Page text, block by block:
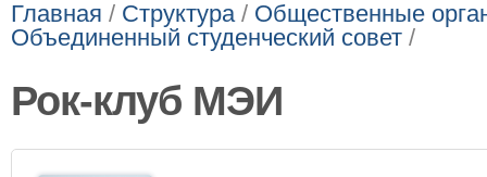
Главная / Структура/ Общественные
Объединенный студенческий совет /
Рок-клуб МЭИ